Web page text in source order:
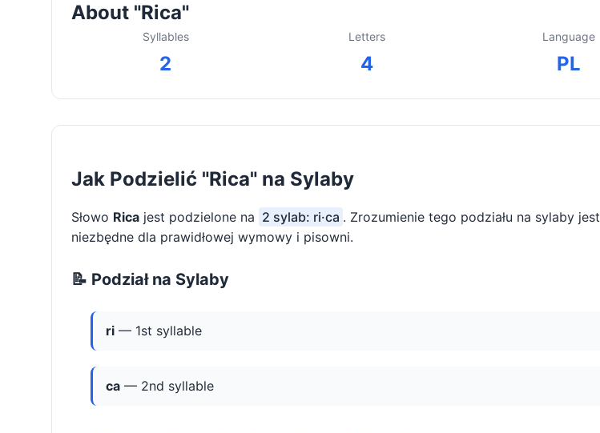
About "Rica"
Syllables
2
Letters
4
Language
PL
Jak Podzielić "Rica" na Sylaby
Słowo Rica jest podzielone na 2 sylab: ri·ca . Zrozumienie tego podziału na sylaby jest
niezbędne dla prawidłowej wymowy i pisowni.
📝 Podział na Sylaby
ri — 1st syllable
ca — 2nd syllable